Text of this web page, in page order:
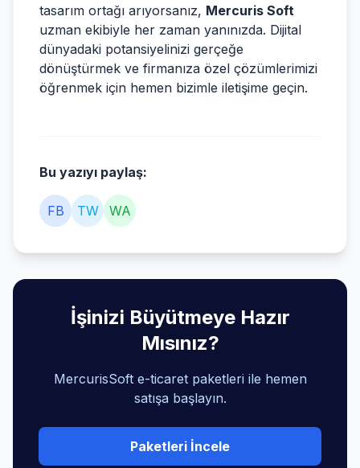
tasarım ortağı arıyorsanız, Mercuris Soft
uzman ekibiyle her zaman yanınızda. Dijital
dünyadaki potansiyelinizi gerçeğe
dönüştürmek ve firmanıza özel çözümlerimizi
öğrenmek için hemen bizimle iletişime geçin.
Bu yazıyı paylaş:
FB TW WA
İşinizi Büyütmeye Hazır
Mısınız?
MercurisSoft e-ticaret paketleri ile hemen
satışa başlayın.
Paketleri İncele